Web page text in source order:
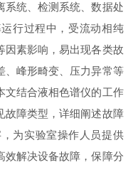
系统、检测系统、数据处
行过程中，受流动相纯
因素影响，易出现各类故
、峰形畸变、压力异常等
文结合液相色谱仪的工作
故障类型，详细阐述故障
为实验室操作人员提供
效解决设备故障，保障分